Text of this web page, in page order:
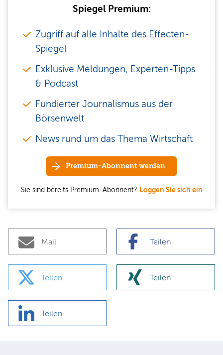
Spiegel Premium:
Zugriff auf alle Inhalte des Effecten-
Spiegel
Exklusive Meldungen, Experten-Tipps
& Podcast
Fundierter Journalismus aus der
Börsenwelt
News rund um das Thema Wirtschaft
Premium-Abonnent werden
Sie sind bereits Premium-Abonnent? Loggen Sie sich ein
Mail Teilen
Teilen Teilen
Teilen